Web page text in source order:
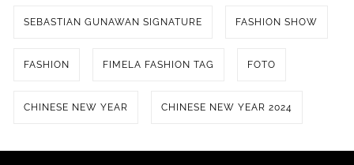
SEBASTIAN GUNAWAN SIGNATURE FASHION SHOW
FASHION FIMELA FASHION TAG FOTO
CHINESE NEW YEAR CHINESE NEW YEAR 2024